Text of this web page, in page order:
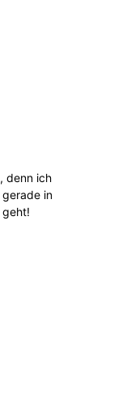
denn ich
gerade in
geht!